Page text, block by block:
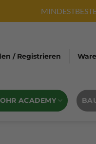
/ Registrieren
ACADEMY